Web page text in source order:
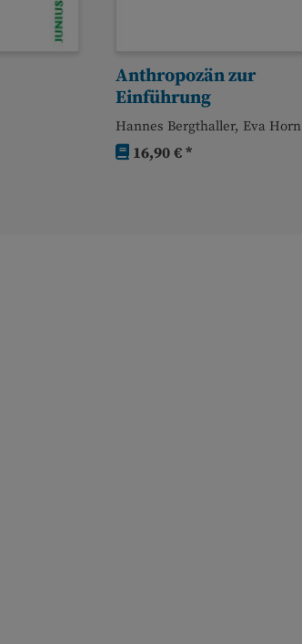
Anthropozän zur
Einführung
Hannes Bergthaller, Eva Horn
16,90 € *